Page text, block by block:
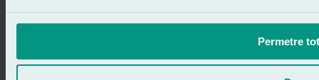
Permetre